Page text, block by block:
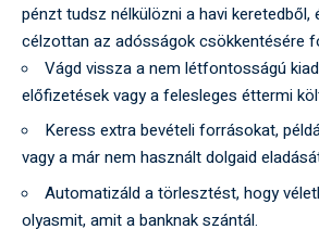
pénzt tudsz nélkülözni a havi
célzottan az adósságok csökkentésére
Vágd vissza a nem létfontosságú
előfizetések vagy a felesleges éttermi
Keress extra bevételi forrásokat,
vagy a már nem használt dolgaid
Automatizáld a törlesztést, hogy
olyasmit, amit a banknak szántál.